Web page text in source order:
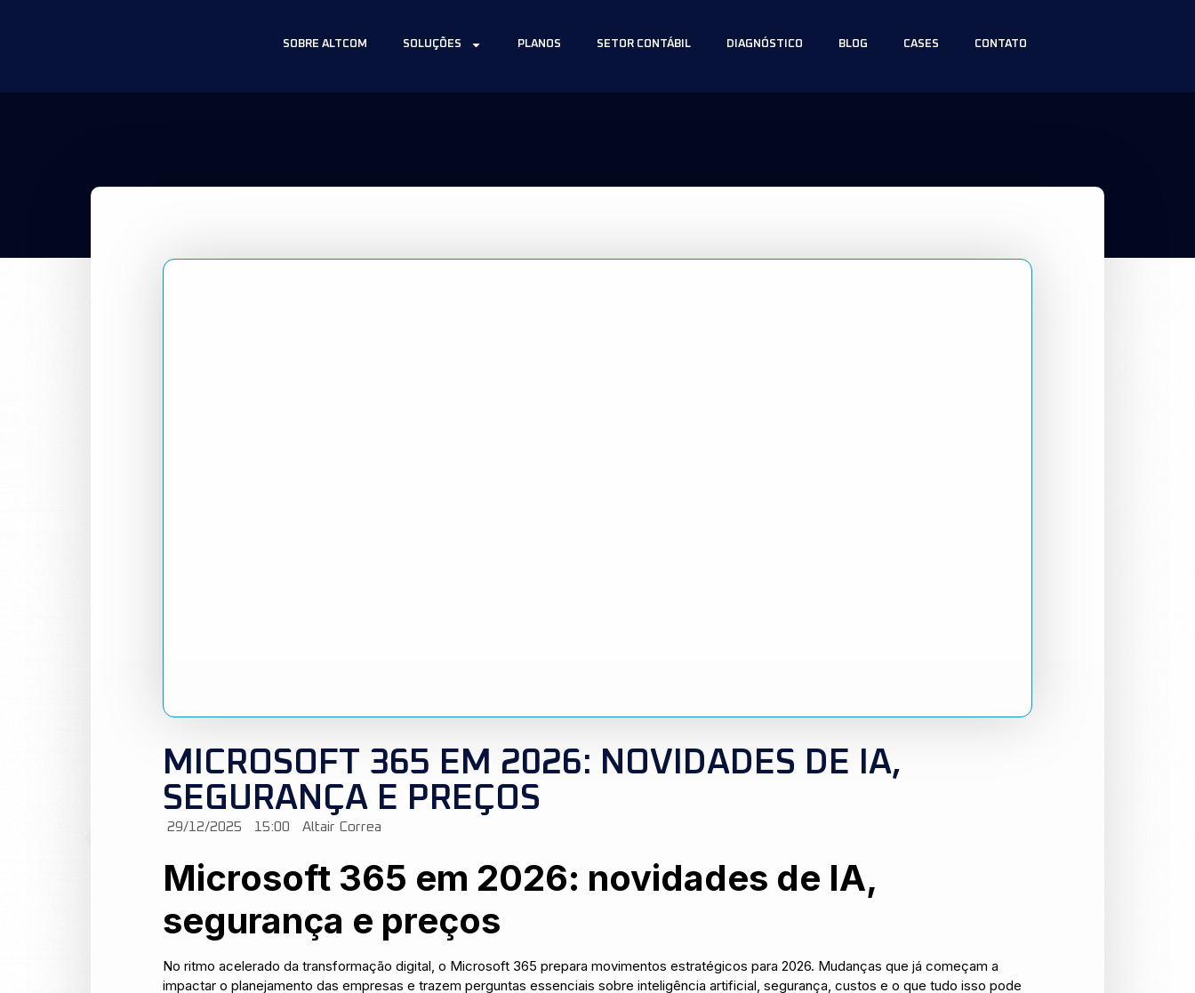
SOBRE ALTCOM SOLUÇÕES PLANOS SETOR CONTÁBIL DIAGNÓSTICO BLOG CASES CONTATO
MICROSOFT 365 EM 2026: NOVIDADES DE IA,
SEGURANÇA E PREÇOS
29/12/2025 15:00 Altair Correa
Microsoft 365 em 2026: novidades de IA,
segurança e preços
No ritmo acelerado da transformação digital, o Microsoft 365 prepara movimentos estratégicos para 2026. Mudanças que já começam a
impactar o planejamento das empresas e trazem perguntas essenciais sobre inteligência artificial, segurança, custos e o que tudo isso pode